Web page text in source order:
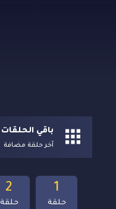
باقي الحلقات
آخر حلقة مضافة
2
حلقة
1
حلقة